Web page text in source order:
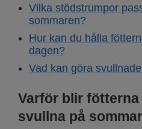
Vilka stödstrumpor
sommaren?
Hur kan du hålla
dagen?
Vad kan göra
Varför blir fötterna
svullna på